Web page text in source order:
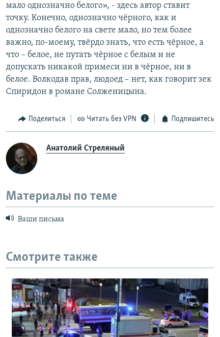
мало однозначно белого», - здесь автор ставит
точку. Конечно, однозначно чёрного, как и
однозначно белого на свете мало, но тем более
важно, по-моему, твёрдо знать, что есть чёрное, а
что – белое, не путать чёрное с белым и не
допускать никакой примеси ни в чёрное, ни в
белое. Волкодав прав, людоед – нет, как говорит зек
Спиридон в романе Солженицына.
Поделиться Читать без VPN Подпишитесь
Анатолий Стреляный
Материалы по теме
Ваши письма
Смотрите также